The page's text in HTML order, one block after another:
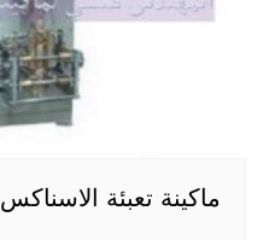
ماكينة تعبئة الاسناكس